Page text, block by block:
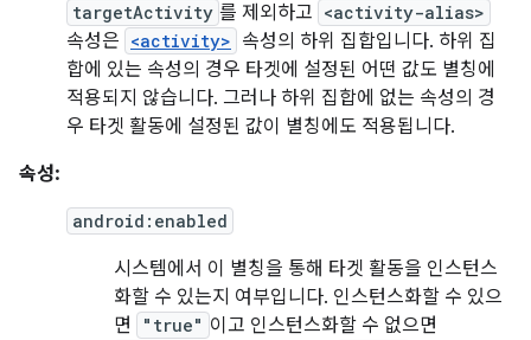
targetActivity 를 제외하고 <activity-alias>
속성은 <activity> 속성의 하위 집합입니다. 하위 집
합에 있는 속성의 경우 타겟에 설정된 어떤 값도 별칭에
적용되지 않습니다. 그러나 하위 집합에 없는 속성의 경
우 타겟 활동에 설정된 값이 별칭에도 적용됩니다.
속성:
android:enabled
시스템에서 이 별칭을 통해 타겟 활동을 인스턴스
화할 수 있는지 여부입니다. 인스턴스화할 수 있으
면
"true" 이고 인스턴스화할 수 없으면